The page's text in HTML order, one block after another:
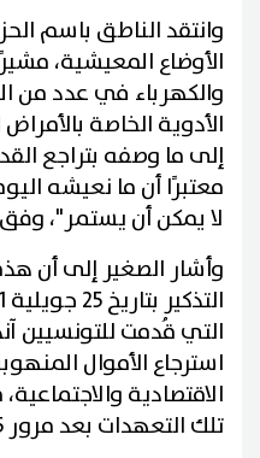
وانتقد الناطق باسم
الأوضاع المعيشية،
والكهرباء في عدد من
الأدوية الخاصة
إلى ما وصفه بتراجع
معتبرًا أن ما نعيشه
لا يمكن أن يستمر"،
وأشار الصغير إلى أن
التي قُدمت للتونسيين
استرجاع الأموال
الاقتصادية
تلك التعهدات بعد مرور 5 سنوات.